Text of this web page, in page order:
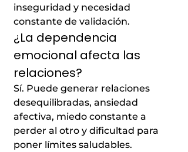
inseguridad y necesidad
constante de validación.
¿La dependencia
emocional afecta las
relaciones?
Sí. Puede generar relaciones
desequilibradas, ansiedad
afectiva, miedo constante a
perder al otro y dificultad para
poner límites saludables.